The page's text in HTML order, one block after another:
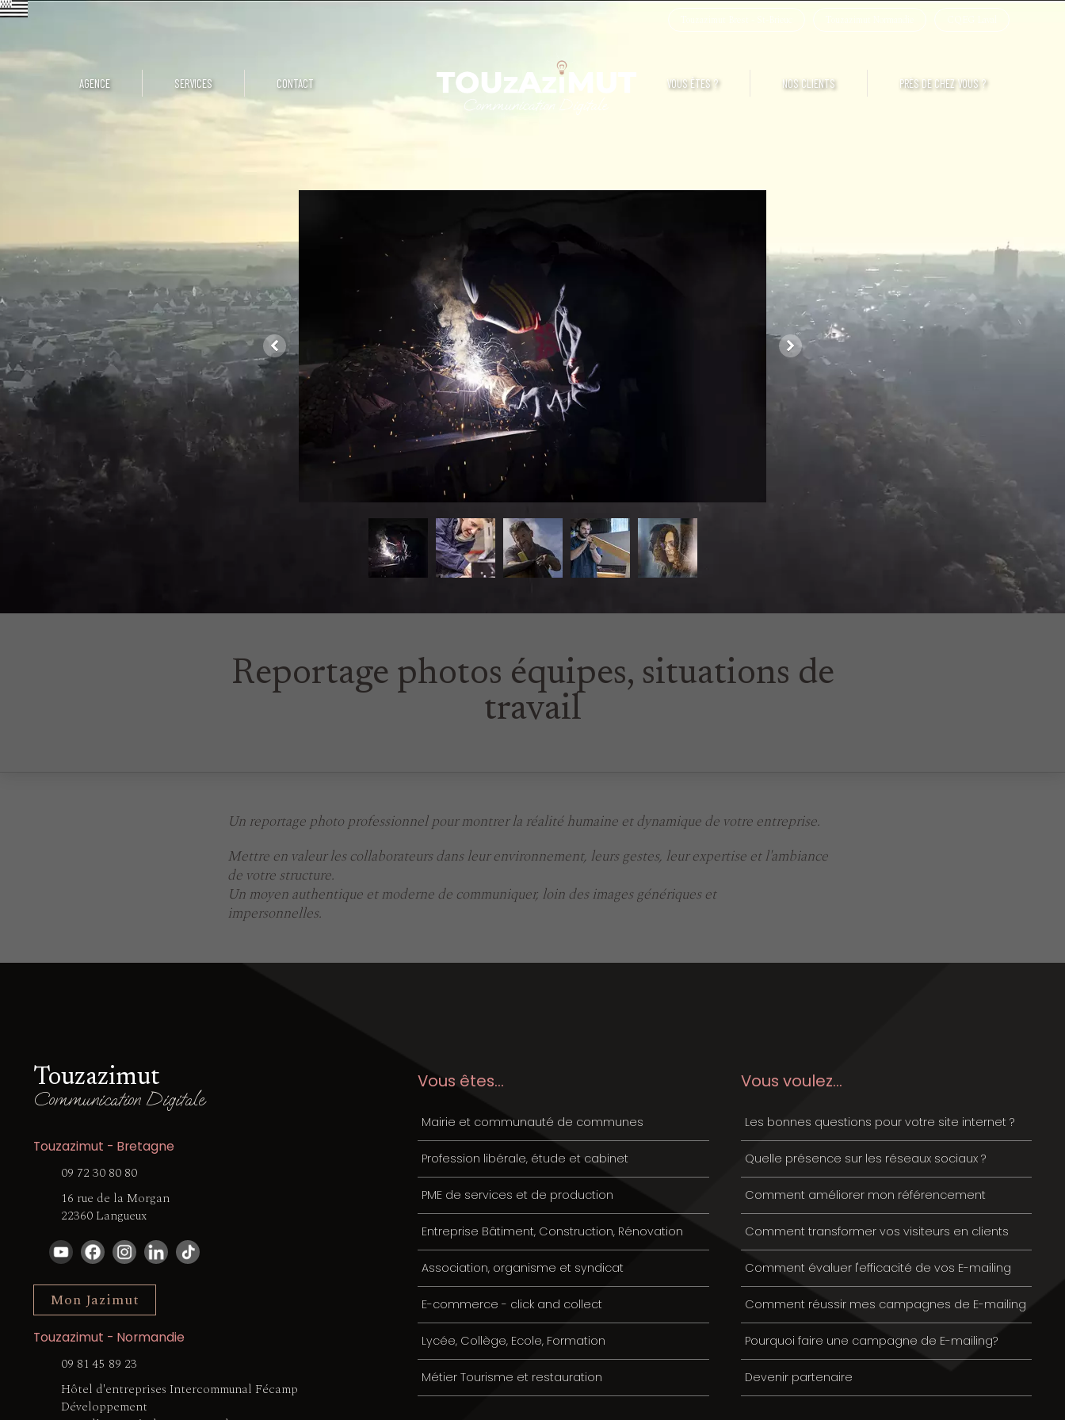
AGENCE SERVICES CONTACT VOUS ÊTES ? NOS CLIENTS PRÈS DE CHEZ VOUS ?
Reportage photos équipes, situations de
travail
Un reportage photo professionnel pour montrer la réalité humaine et dynamique de votre entreprise.
Mettre en valeur les collaborateurs dans leur environnement, leurs gestes, leur expertise et l'ambiance
de votre structure.
Un moyen authentique et moderne de communiquer, loin des images génériques et
impersonnelles.
Touzazimut
Communication Digitale
Touzazimut - Bretagne
09 72 30 80 80
16 rue de la Morgan
22360 Langueux
Mon Jazimut
Touzazimut - Normandie
09 81 45 89 23
Hôtel d'entreprises Intercommunal Fécamp
Développement
Vous êtes...
Mairie et communauté de communes
Profession libérale, étude et cabinet
PME de services et de production
Entreprise Bâtiment, Construction, Rénovation
Association, organisme et syndicat
E-commerce - click and collect
Lycée, Collège, Ecole, Formation
Métier Tourisme et restauration
Vous voulez...
Les bonnes questions pour votre site internet ?
Quelle présence sur les réseaux sociaux ?
Comment améliorer mon référencement
Comment transformer vos visiteurs en clients
Comment évaluer l'efficacité de vos E-mailing
Comment réussir mes campagnes de E-mailing
Pourquoi faire une campagne de E-mailing?
Devenir partenaire